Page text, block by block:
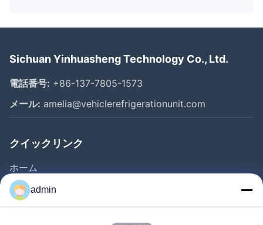
Sichuan Yinhuasheng Technology Co., Ltd.
電話番号: +86-137-7805-1573
メール: amelia@vehiclerefrigerationunit.com
クイックリンク
ホーム
製品
動画
admin